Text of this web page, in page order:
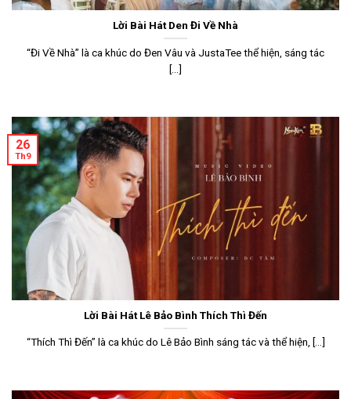
Lời Bài Hát Den Đi Về Nhà
“Đi Về Nhà” là ca khúc do Đen Vâu và JustaTee thể hiện, sáng tác
[...]
Lời Bài Hát Lê Bảo Bình Thích Thì Đến
“Thích Thì Đến” là ca khúc do Lê Bảo Bình sáng tác và thể hiện, [...]
26
Th9